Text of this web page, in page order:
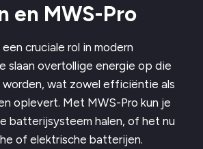
en MWS-Pro
cruciale rol in modern
slaan overtollige energie op die
worden, wat zowel efficiëntie als
oplevert. Met MWS-Pro kun je
batterijsysteem halen, of het nu
of elektrische batterijen.